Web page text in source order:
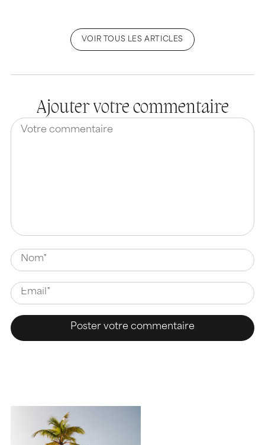
VOIR TOUS LES ARTICLES
Ajouter votre commentaire